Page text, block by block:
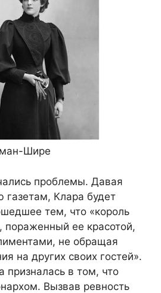
Шире
проблемы. Давая
газетам, Клара будет
тем, что «король
пораженный ее красотой,
не обращая
на других своих гостей».
призналась в том, что
Вызвав ревность